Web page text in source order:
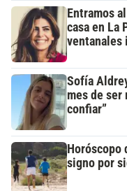
Entramos
casa en La
ventanales
Sofía
mes de ser
confiar”
Horóscopo
signo por